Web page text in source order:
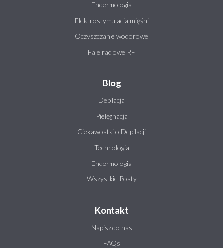
Endermologia
Elektrostymulacja mięśni
Oczyszczanie wodorowe
Fale radiowe RF
Blog
Depilacja
Pielęgnacja
Ciekawostki o Depilacji
Technologia
Endermologia
Wszystkie Posty
Kontakt
Napisz do nas
FAQs